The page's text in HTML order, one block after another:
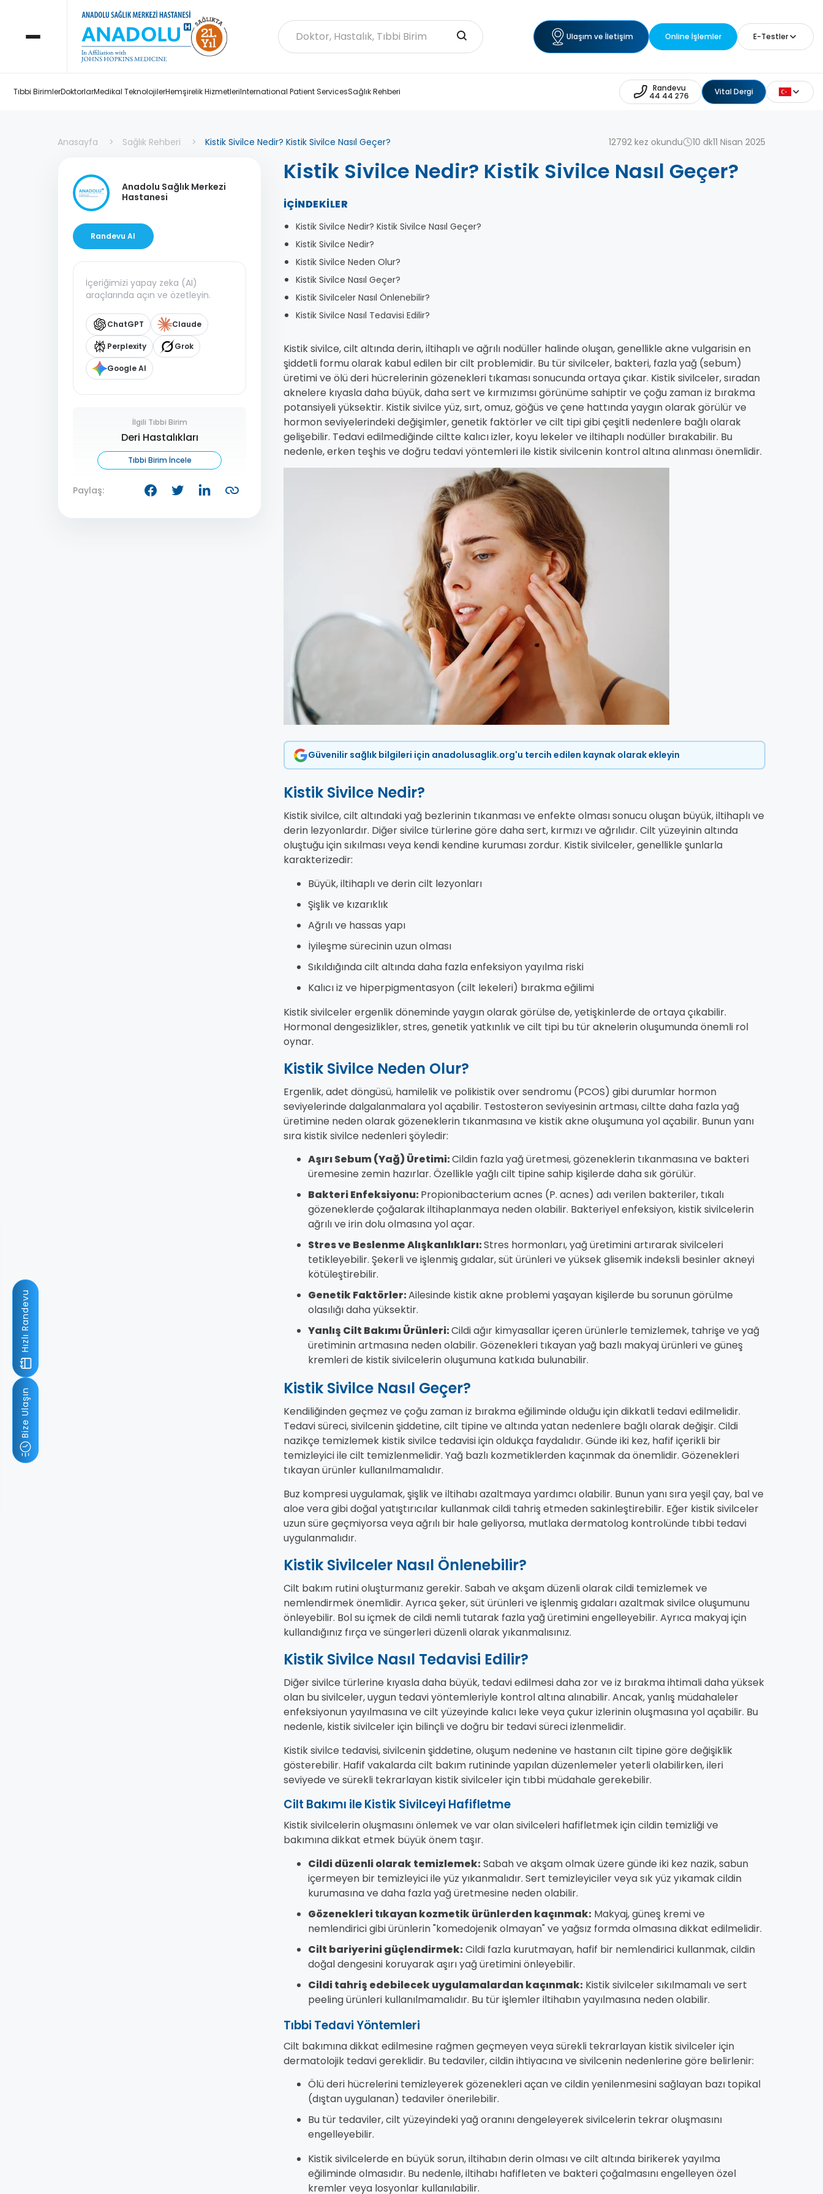
Ulaşım ve İletişim Online İşlemler E-Testler
Tıbbi BirimlerDoktorlarMedikal TeknolojilerHemşirelik HizmetleriInternational Patient ServicesSağlık Rehberi Randevu
44 44 276 Vital Dergi
Anasayfa Sağlık Rehberi Kistik Sivilce Nedir? Kistik Sivilce Nasıl Geçer? 12792 kez okundu 10 dk11 Nisan 2025
Anadolu Sağlık Merkezi
Hastanesi
Randevu Al
İçeriğimizi yapay zeka (AI)
araçlarında açın ve özetleyin.
ChatGPT Claude
Perplexity Grok
Google AI
İlgili Tıbbi Birim
Deri Hastalıkları
Tıbbi Birim İncele
Paylaş:
Kistik Sivilce Nedir? Kistik Sivilce Nasıl Geçer?
İÇINDEKILER
Kistik Sivilce Nedir? Kistik Sivilce Nasıl Geçer?
Kistik Sivilce Nedir?
Kistik Sivilce Neden Olur?
Kistik Sivilce Nasıl Geçer?
Kistik Sivilceler Nasıl Önlenebilir?
Kistik Sivilce Nasıl Tedavisi Edilir?
Kistik sivilce, cilt altında derin, iltihaplı ve ağrılı nodüller halinde oluşan, genellikle akne vulgarisin en
şiddetli formu olarak kabul edilen bir cilt problemidir. Bu tür sivilceler, bakteri, fazla yağ (sebum)
üretimi ve ölü deri hücrelerinin gözenekleri tıkaması sonucunda ortaya çıkar. Kistik sivilceler, sıradan
aknelere kıyasla daha büyük, daha sert ve kırmızımsı görünüme sahiptir ve çoğu zaman iz bırakma
potansiyeli yüksektir. Kistik sivilce yüz, sırt, omuz, göğüs ve çene hattında yaygın olarak görülür ve
hormon seviyelerindeki değişimler, genetik faktörler ve cilt tipi gibi çeşitli nedenlere bağlı olarak
gelişebilir. Tedavi edilmediğinde ciltte kalıcı izler, koyu lekeler ve iltihaplı nodüller bırakabilir. Bu
nedenle, erken teşhis ve doğru tedavi yöntemleri ile kistik sivilcenin kontrol altına alınması önemlidir.
Güvenilir sağlık bilgileri için anadolusaglik.org'u tercih edilen kaynak olarak ekleyin
Kistik Sivilce Nedir?
Kistik sivilce, cilt altındaki yağ bezlerinin tıkanması ve enfekte olması sonucu oluşan büyük, iltihaplı ve
derin lezyonlardır. Diğer sivilce türlerine göre daha sert, kırmızı ve ağrılıdır. Cilt yüzeyinin altında
oluştuğu için sıkılması veya kendi kendine kuruması zordur. Kistik sivilceler, genellikle şunlarla
karakterizedir:
Büyük, iltihaplı ve derin cilt lezyonları
Şişlik ve kızarıklık
Ağrılı ve hassas yapı
İyileşme sürecinin uzun olması
Sıkıldığında cilt altında daha fazla enfeksiyon yayılma riski
Kalıcı iz ve hiperpigmentasyon (cilt lekeleri) bırakma eğilimi
Kistik sivilceler ergenlik döneminde yaygın olarak görülse de, yetişkinlerde de ortaya çıkabilir.
Hormonal dengesizlikler, stres, genetik yatkınlık ve cilt tipi bu tür aknelerin oluşumunda önemli rol
oynar.
Kistik Sivilce Neden Olur?
Ergenlik, adet döngüsü, hamilelik ve polikistik over sendromu (PCOS) gibi durumlar hormon
seviyelerinde dalgalanmalara yol açabilir. Testosteron seviyesinin artması, ciltte daha fazla yağ
üretimine neden olarak gözeneklerin tıkanmasına ve kistik akne oluşumuna yol açabilir. Bunun yanı
sıra kistik sivilce nedenleri şöyledir:
Aşırı Sebum (Yağ) Üretimi:Cildin fazla yağ üretmesi, gözeneklerin tıkanmasına ve bakteri
üremesine zemin hazırlar. Özellikle yağlı cilt tipine sahip kişilerde daha sık görülür.
Bakteri Enfeksiyonu:Propionibacterium acnes (P. acnes) adı verilen bakteriler, tıkalı
gözeneklerde çoğalarak iltihaplanmaya neden olabilir. Bakteriyel enfeksiyon, kistik sivilcelerin
ağrılı ve irin dolu olmasına yol açar.
Stres ve Beslenme Alışkanlıkları:Stres hormonları, yağ üretimini artırarak sivilceleri
tetikleyebilir. Şekerli ve işlenmiş gıdalar, süt ürünleri ve yüksek glisemik indeksli besinler akneyi
kötüleştirebilir.
Genetik Faktörler:Ailesinde kistik akne problemi yaşayan kişilerde bu sorunun görülme
olasılığı daha yüksektir.
Yanlış Cilt Bakımı Ürünleri:Cildi ağır kimyasallar içeren ürünlerle temizlemek, tahrişe ve yağ
üretiminin artmasına neden olabilir. Gözenekleri tıkayan yağ bazlı makyaj ürünleri ve güneş
kremleri de kistik sivilcelerin oluşumuna katkıda bulunabilir.
Kistik Sivilce Nasıl Geçer?
Kendiliğinden geçmez ve çoğu zaman iz bırakma eğiliminde olduğu için dikkatli tedavi edilmelidir.
Tedavi süreci, sivilcenin şiddetine, cilt tipine ve altında yatan nedenlere bağlı olarak değişir. Cildi
nazikçe temizlemek kistik sivilce tedavisi için oldukça faydalıdır. Günde iki kez, hafif içerikli bir
temizleyici ile cilt temizlenmelidir. Yağ bazlı kozmetiklerden kaçınmak da önemlidir. Gözenekleri
tıkayan ürünler kullanılmamalıdır.
Buz kompresi uygulamak, şişlik ve iltihabı azaltmaya yardımcı olabilir. Bunun yanı sıra yeşil çay, bal ve
aloe vera gibi doğal yatıştırıcılar kullanmak cildi tahriş etmeden sakinleştirebilir. Eğer kistik sivilceler
uzun süre geçmiyorsa veya ağrılı bir hale geliyorsa, mutlaka dermatolog kontrolünde tıbbi tedavi
uygulanmalıdır.
Kistik Sivilceler Nasıl Önlenebilir?
Cilt bakım rutini oluşturmanız gerekir. Sabah ve akşam düzenli olarak cildi temizlemek ve
nemlendirmek önemlidir. Ayrıca şeker, süt ürünleri ve işlenmiş gıdaları azaltmak sivilce oluşumunu
önleyebilir. Bol su içmek de cildi nemli tutarak fazla yağ üretimini engelleyebilir. Ayrıca makyaj için
kullandığınız fırça ve süngerleri düzenli olarak yıkanmalısınız.
Kistik Sivilce Nasıl Tedavisi Edilir?
Diğer sivilce türlerine kıyasla daha büyük, tedavi edilmesi daha zor ve iz bırakma ihtimali daha yüksek
olan bu sivilceler, uygun tedavi yöntemleriyle kontrol altına alınabilir. Ancak, yanlış müdahaleler
enfeksiyonun yayılmasına ve cilt yüzeyinde kalıcı leke veya çukur izlerinin oluşmasına yol açabilir. Bu
nedenle, kistik sivilceler için bilinçli ve doğru bir tedavi süreci izlenmelidir.
Kistik sivilce tedavisi, sivilcenin şiddetine, oluşum nedenine ve hastanın cilt tipine göre değişiklik
gösterebilir. Hafif vakalarda cilt bakım rutininde yapılan düzenlemeler yeterli olabilirken, ileri
seviyede ve sürekli tekrarlayan kistik sivilceler için tıbbi müdahale gerekebilir.
Cilt Bakımı ile Kistik Sivilceyi Hafifletme
Kistik sivilcelerin oluşmasını önlemek ve var olan sivilceleri hafifletmek için cildin temizliği ve
bakımına dikkat etmek büyük önem taşır.
Cildi düzenli olarak temizlemek:Sabah ve akşam olmak üzere günde iki kez nazik, sabun
içermeyen bir temizleyici ile yüz yıkanmalıdır. Sert temizleyiciler veya sık yüz yıkamak cildin
kurumasına ve daha fazla yağ üretmesine neden olabilir.
Gözenekleri tıkayan kozmetik ürünlerden kaçınmak: Makyaj, güneş kremi ve
nemlendirici gibi ürünlerin "komedojenik olmayan" ve yağsız formda olmasına dikkat edilmelidir.
Cilt bariyerini güçlendirmek:Cildi fazla kurutmayan, hafif bir nemlendirici kullanmak, cildin
doğal dengesini koruyarak aşırı yağ üretimini önleyebilir.
Cildi tahriş edebilecek uygulamalardan kaçınmak: Kistik sivilceler sıkılmamalı ve sert
peeling ürünleri kullanılmamalıdır. Bu tür işlemler iltihabın yayılmasına neden olabilir.
Tıbbi Tedavi Yöntemleri
Cilt bakımına dikkat edilmesine rağmen geçmeyen veya sürekli tekrarlayan kistik sivilceler için
dermatolojik tedavi gereklidir. Bu tedaviler, cildin ihtiyacına ve sivilcenin nedenlerine göre belirlenir:
Ölü deri hücrelerini temizleyerek gözenekleri açan ve cildin yenilenmesini sağlayan bazı topikal
(dıştan uygulanan) tedaviler önerilebilir.
Bu tür tedaviler, cilt yüzeyindeki yağ oranını dengeleyerek sivilcelerin tekrar oluşmasını
engelleyebilir.
Kistik sivilcelerde en büyük sorun, iltihabın derin olması ve cilt altında birikerek yayılma
eğiliminde olmasıdır. Bu nedenle, iltihabı hafifleten ve bakteri çoğalmasını engelleyen özel
kremler veya losyonlar kullanılabilir.
Hızlı Randevu
Bize Ulaşın